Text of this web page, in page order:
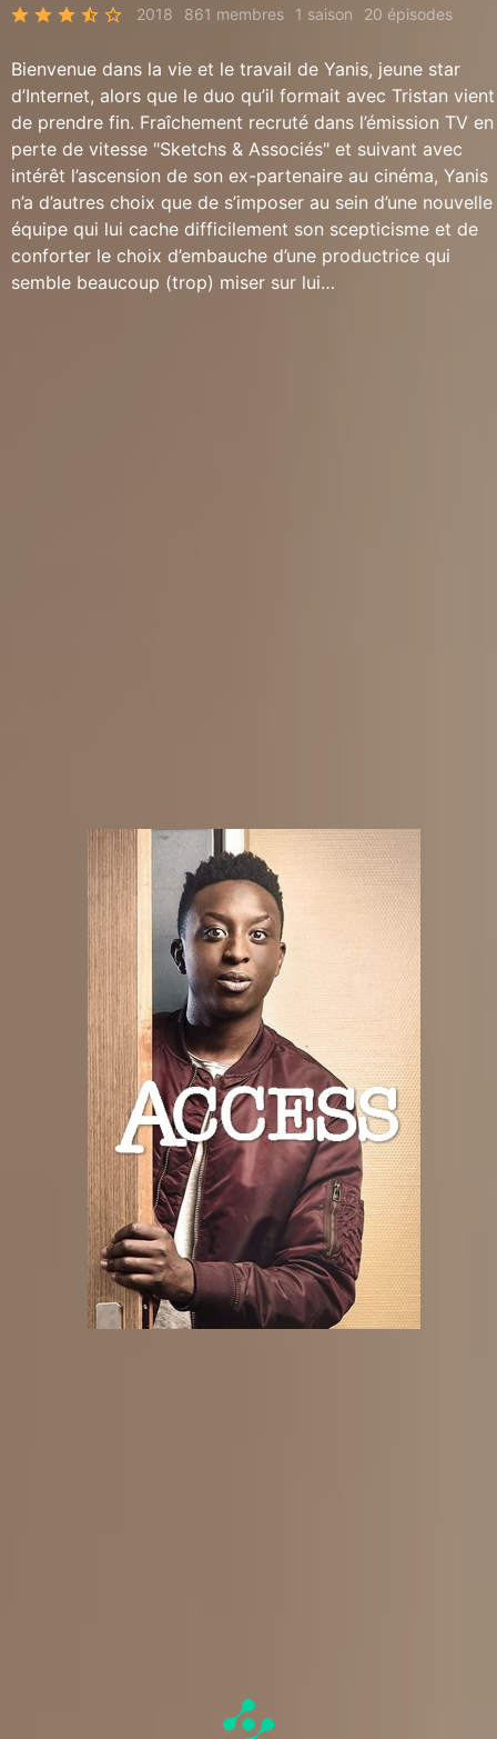
2018 861 membres 1 saison 20 épisodes
Bienvenue dans la vie et le travail de Yanis, jeune star
d’Internet, alors que le duo qu’il formait avec Tristan vient
de prendre fin. Fraîchement recruté dans l’émission TV en
perte de vitesse "Sketchs & Associés" et suivant avec
intérêt l’ascension de son ex-partenaire au cinéma, Yanis
n’a d’autres choix que de s’imposer au sein d’une nouvelle
équipe qui lui cache difficilement son scepticisme et de
conforter le choix d’embauche d’une productrice qui
semble beaucoup (trop) miser sur lui…